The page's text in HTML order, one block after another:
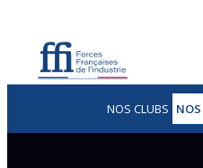
NOS CLUBS NOS